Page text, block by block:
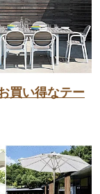
買い得なテー